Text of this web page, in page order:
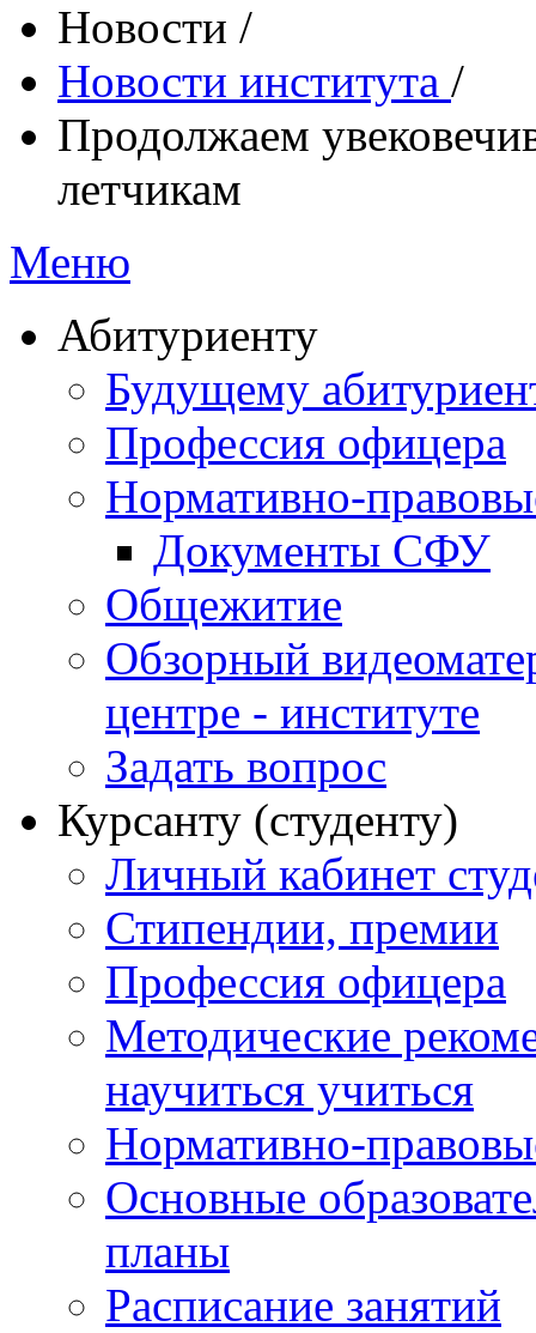
Новости /
Новости института /
Продолжаем
летчикам
Меню
Абитуриенту
Будущему
Профессия офицера
Нормативно-
Документы СФУ
Общежитие
Обзорный
центре - институте
Задать вопрос
Курсанту (студенту)
Личный кабинет
Стипендии, премии
Профессия офицера
Методические
научиться учиться
Нормативно-
Основные
планы
Расписание занятий